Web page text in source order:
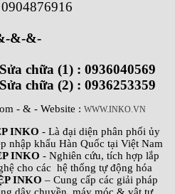
0904876916
&-&-
chữa (1) : 0936040569
chữa (2) : 0936253359
- & - Website : WWW.INKO.VN
INKO - Là đại diện phân phối ủy
nhập khẩu Hàn Quốc tại Việt Nam
INKO - Nghiên cứu, tích hợp lắp
cho các hệ thống tự động hóa
INKO – Cung cấp các giải pháp
dây chuyền, máy móc & vật tư